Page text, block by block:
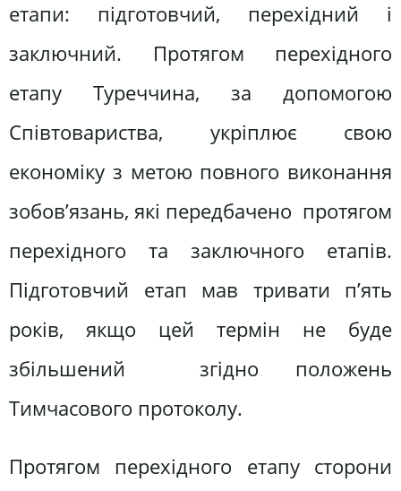
етапи: підготовчий, перехідний і
заключний. Протягом перехідного
етапу Туреччина, за допомогою
Співтовариства, укріплює свою
економіку з метою повного виконання
зобов’язань, які передбачено протягом
перехідного та заключного етапів.
Підготовчий етап мав тривати п’ять
років, якщо цей термін не буде
збільшений згідно положень
Тимчасового протоколу.
Протягом перехідного етапу сторони